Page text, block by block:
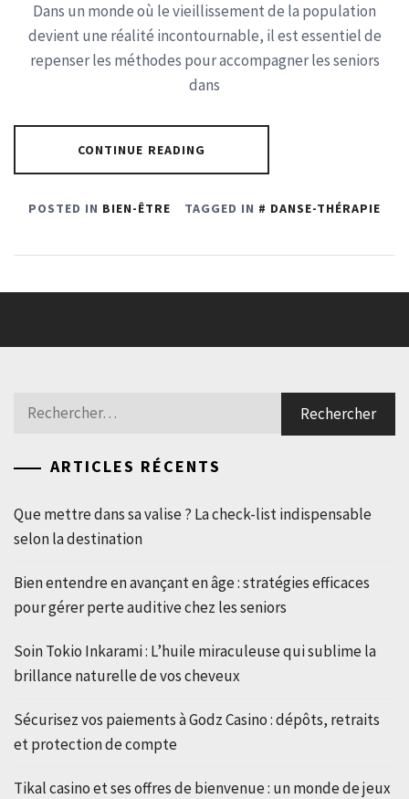
Dans un monde où le vieillissement de la population
devient une réalité incontournable, il est essentiel de
repenser les méthodes pour accompagner les seniors
dans
CONTINUE READING
POSTED IN BIEN-ÊTRE TAGGED IN DANSE-THÉRAPIE
Rechercher :
ARTICLES RÉCENTS
Que mettre dans sa valise ? La check-list indispensable
selon la destination
Bien entendre en avançant en âge : stratégies efficaces
pour gérer perte auditive chez les seniors
Soin Tokio Inkarami : L’huile miraculeuse qui sublime la
brillance naturelle de vos cheveux
Sécurisez vos paiements à Godz Casino : dépôts, retraits
et protection de compte
Tikal casino et ses offres de bienvenue : un monde de jeux